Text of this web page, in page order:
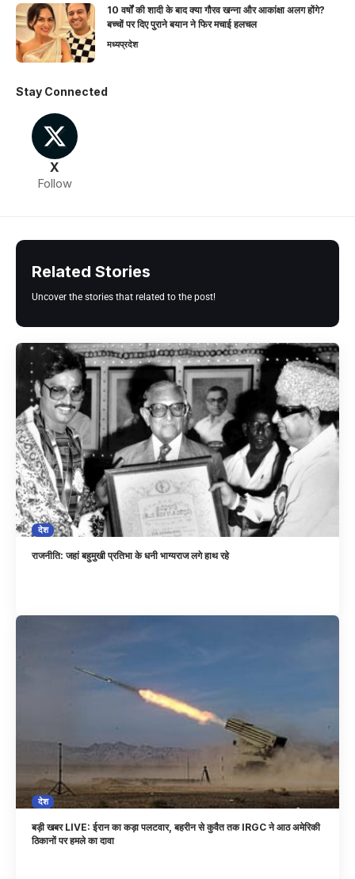
10 वर्षों की शादी के बाद क्या गौरव खन्ना और आकांक्षा अलग होंगे?
बच्चों पर दिए पुराने बयान ने फिर मचाई हलचल
मध्यप्रदेश
Stay Connected
X
Follow
Related Stories
Uncover the stories that related to the post!
देश
राजनीति: जहां बहुमुखी प्रतिभा के धनी भाग्यराज लगे हाथ रहे
देश
बड़ी खबर LIVE: ईरान का कड़ा पलटवार, बहरीन से कुवैत तक IRGC ने आठ अमेरिकी
ठिकानों पर हमले का दावा